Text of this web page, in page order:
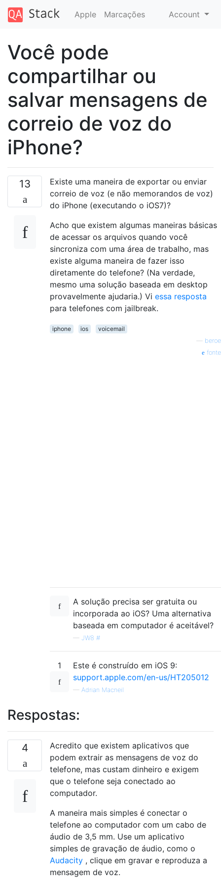
Apple Marcações Account
Você pode
compartilhar ou
salvar mensagens de
correio de voz do
iPhone?
13
Existe uma maneira de exportar ou enviar
correio de voz (e não memorandos de voz)
do iPhone (executando o iOS7)?
Acho que existem algumas maneiras básicas
de acessar os arquivos quando você
sincroniza com uma área de trabalho, mas
existe alguma maneira de fazer isso
diretamente do telefone? (Na verdade,
mesmo uma solução baseada em desktop
provavelmente ajudaria.) Vi essa resposta
para telefones com jailbreak.
iphone ios
voicemail
beroe
fonte
A solução precisa ser gratuita ou
incorporada ao iOS? Uma alternativa
baseada em computador é aceitável?
— JW8 #
1
Este é construído em iOS 9:
support.apple.com/en-us/HT205012
— Adrian Macneil
Respostas:
4
Acredito que existem aplicativos que
podem extrair as mensagens de voz do
telefone, mas custam dinheiro e exigem
que o telefone seja conectado ao
computador.
A maneira mais simples é conectar o
telefone ao computador com um cabo de
áudio de 3,5 mm. Use um aplicativo
simples de gravação de áudio, como o
Audacity , clique em gravar e reproduza a
mensagem de voz.